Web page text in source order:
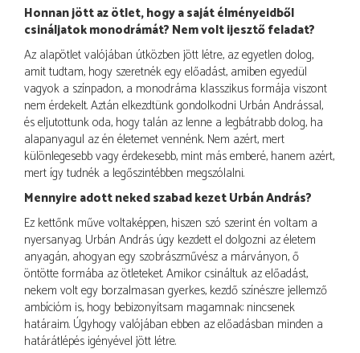
Honnan jött az ötlet, hogy a saját élményeidből
csináljatok monodrámát? Nem volt ijesztő feladat?
Az alapötlet valójában útközben jött létre, az egyetlen dolog,
amit tudtam, hogy szeretnék egy előadást, amiben egyedül
vagyok a színpadon, a monodráma klasszikus formája viszont
nem érdekelt. Aztán elkezdtünk gondolkodni Urbán Andrással,
és eljutottunk oda, hogy talán az lenne a legbátrabb dolog, ha
alapanyagul az én életemet vennénk. Nem azért, mert
különlegesebb vagy érdekesebb, mint más emberé, hanem azért,
mert így tudnék a legőszintébben megszólalni.
Mennyire adott neked szabad kezet Urbán András?
Ez kettőnk műve voltaképpen, hiszen szó szerint én voltam a
nyersanyag. Urbán András úgy kezdett el dolgozni az életem
anyagán, ahogyan egy szobrászművész a márványon, ő
öntötte formába az ötleteket. Amikor csináltuk az előadást,
nekem volt egy borzalmasan gyerkes, kezdő színészre jellemző
ambícióm is, hogy bebizonyítsam magamnak: nincsenek
határaim. Úgyhogy valójában ebben az előadásban minden a
határátlépés igényével jött létre.